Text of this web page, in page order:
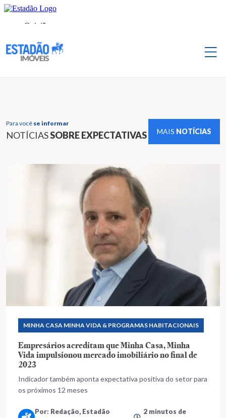
Para você se informar
NOTÍCIASSOBRE EXPECTATIVAS MAIS NOTÍCIAS
MINHA CASA MINHA VIDA & PROGRAMAS HABITACIONAIS
Empresários acreditam que Minha Casa, Minha
Vida impulsionou mercado imobiliário no final de
2023
Indicador também aponta expectativa positiva do setor para
os próximos 12 meses
Por: Redação, Estadão
2 minutos de